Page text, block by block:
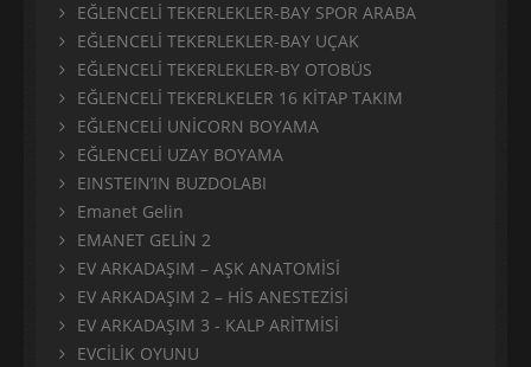
EĞLENCELİ TEKERLEKLER-BAY SPOR ARABA
EĞLENCELİ TEKERLEKLER-BAY UÇAK
EĞLENCELİ TEKERLEKLER-BY OTOBÜS
EĞLENCELİ TEKERLKELER 16 KİTAP TAKIM
EĞLENCELİ UNİCORN BOYAMA
EĞLENCELİ UZAY BOYAMA
EINSTEIN’IN BUZDOLABI
Emanet Gelin
EMANET GELİN 2
EV ARKADAŞIM – AŞK ANATOMİSİ
EV ARKADAŞIM 2 – HİS ANESTEZİSİ
EV ARKADAŞIM 3 - KALP ARİTMİSİ
EVCİLİK OYUNU